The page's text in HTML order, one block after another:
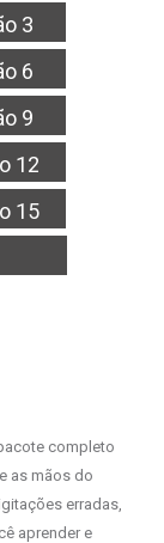
3
6
9
12
15
completo
as mãos do
erradas,
aprender e